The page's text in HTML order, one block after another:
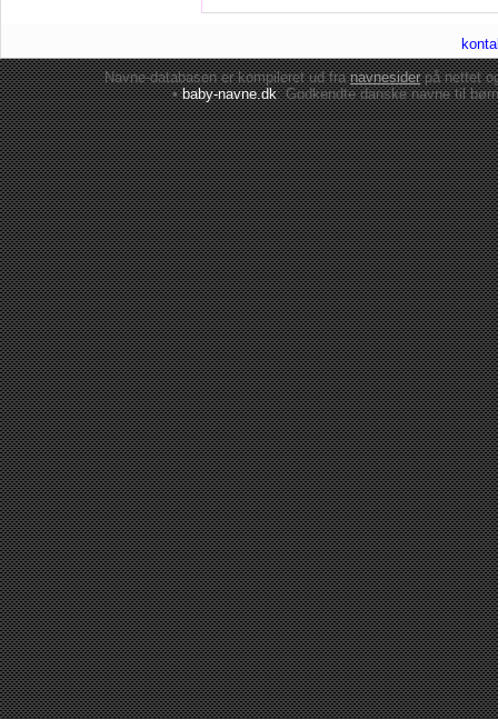
Navne-databasen er kompileret ud franavnesiderpå nettet
•baby-navne.dk: Godkendte danskenavne til børn